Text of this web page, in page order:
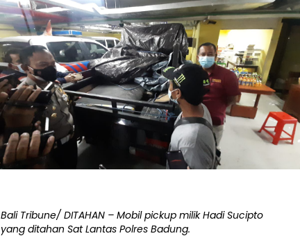
Bali Tribune/ DITAHAN – Mobil pickup milik Hadi Sucipto
yang ditahan Sat Lantas Polres Badung.